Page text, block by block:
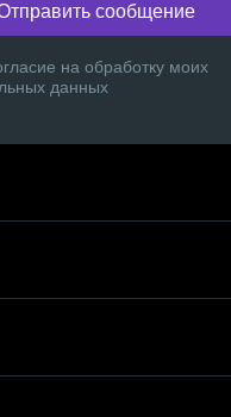
сообщение
на обработку моих
данных